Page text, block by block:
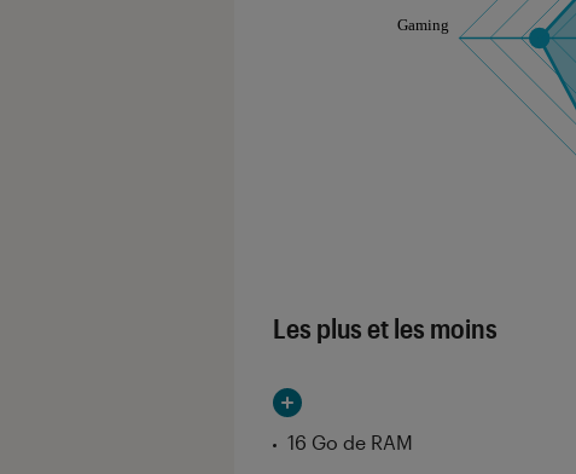
Les plus et les moins
16 Go de RAM